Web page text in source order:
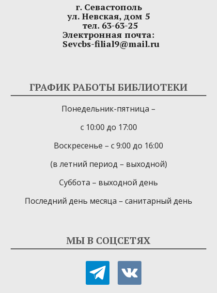
г. Севастополь
ул. Невская, дом 5
тел. 63-63-25
Электронная почта:
Sevcbs-filial9@mail.ru
ГРАФИК РАБОТЫ БИБЛИОТЕКИ
Понедельник-пятница –
с 10:00 до 17:00
Воскресенье – с 9:00 до 16:00
(в летний период – выходной)
Суббота – выходной день
Последний день месяца – санитарный день
МЫ В СОЦСЕТЯХ
telegramvkontakte